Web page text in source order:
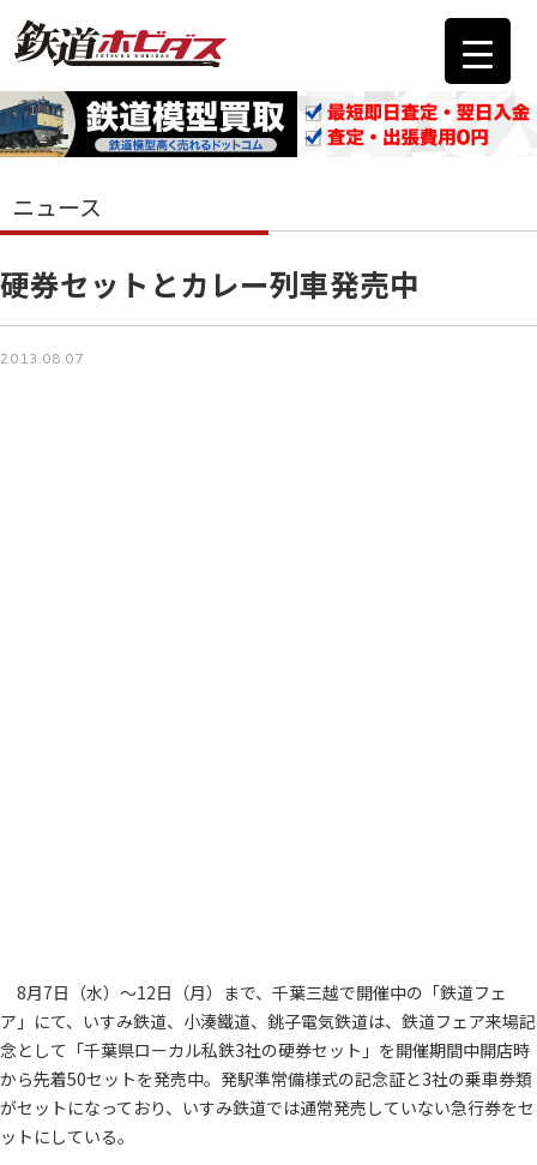
ニュース
硬券セットとカレー列車発売中
2013.08.07
8月7日（水）～12日（月）まで、千葉三越で開催中の「鉄道フェ
ア」にて、いすみ鉄道、小湊鐵道、銚子電気鉄道は、鉄道フェア来場記
念として「千葉県ローカル私鉄3社の硬券セット」を開催期間中開店時
から先着50セットを発売中。発駅準常備様式の記念証と3社の乗車券類
がセットになっており、いすみ鉄道では通常発売していない急行券をセ
ットにしている。